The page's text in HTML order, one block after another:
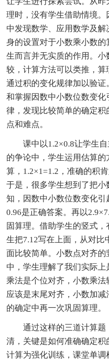
理时，没有学生借助情境
中发现数学、应用数学及
身的设置对于小数乘小数
生而言并无实质的作用。
较，计算方法可以类推，
通过积的变化规律加以验
和掌握因数中小数位数变
律，发现比较简单的确定
点和难点。
课中以1.2×0.8让学生自
的争论中，学生运用估算
算，1.2×1=1.2，准确的积
于是，很多学生想到了把
知，因数中小数位数变化
0.96是正确答案。再以
固算理。借助学生的竖式
生把7.12写在上面，从对比
面比较简单。小数点对齐
中，学生理解了我们实际
乘法是个位对齐，小数乘
应该是末尾对齐，小数加
的确定中再一次巩固算理。
通过这样的三道计算题
清，关键是如何准确确定积
计算为强化训练，课堂单